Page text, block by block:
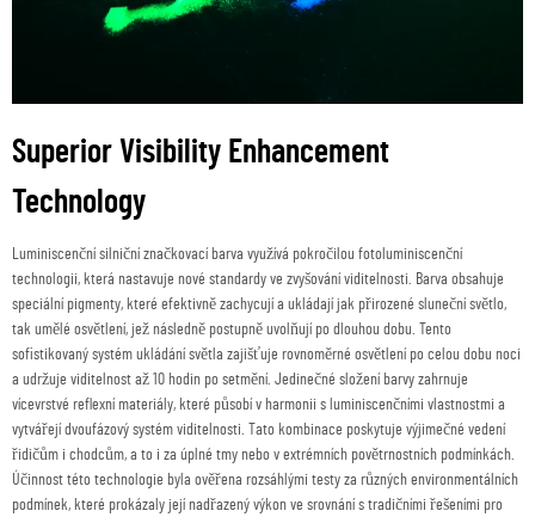
Superior Visibility Enhancement
Technology
Luminiscenční silniční značkovací barva využívá pokročilou fotoluminiscenční
technologii, která nastavuje nové standardy ve zvyšování viditelnosti. Barva obsahuje
speciální pigmenty, které efektivně zachycují a ukládají jak přirozené sluneční světlo,
tak umělé osvětlení, jež následně postupně uvolňují po dlouhou dobu. Tento
sofistikovaný systém ukládání světla zajišťuje rovnoměrné osvětlení po celou dobu noci
a udržuje viditelnost až 10 hodin po setmění. Jedinečné složení barvy zahrnuje
vícevrstvé reflexní materiály, které působí v harmonii s luminiscenčními vlastnostmi a
vytvářejí dvoufázový systém viditelnosti. Tato kombinace poskytuje výjimečné vedení
řidičům i chodcům, a to i za úplné tmy nebo v extrémních povětrnostních podmínkách.
Účinnost této technologie byla ověřena rozsáhlými testy za různých environmentálních
podmínek, které prokázaly její nadřazený výkon ve srovnání s tradičními řešeními pro